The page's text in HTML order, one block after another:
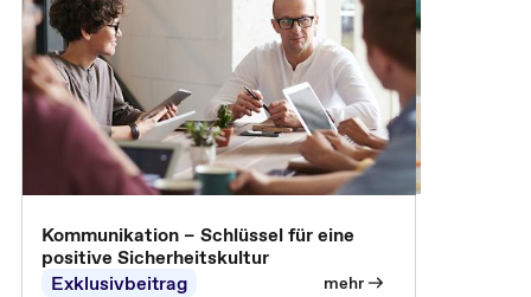
Kommunikation – Schlüssel für eine
positive Sicherheitskultur
Exklusivbeitrag
mehr